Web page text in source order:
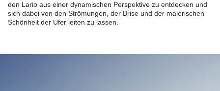
den Lario aus einer dynamischen Perspektive zu entdecken und
sich dabei von den Strömungen, der Brise und der malerischen
Schönheit der Ufer leiten zu lassen.